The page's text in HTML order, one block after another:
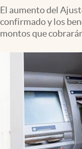
Streaming
USA
El aumento del
confirmado y los
montos que